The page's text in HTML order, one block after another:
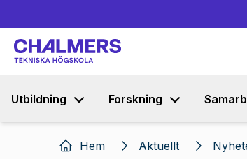
Utbildning Forskning
Hem Aktuellt